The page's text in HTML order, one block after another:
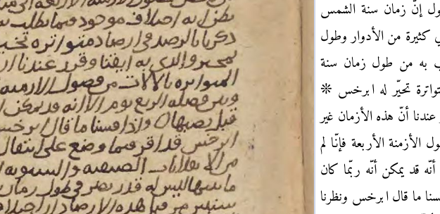
إنّ زمان سنة الشمس
كثيرة من الأدوار وطول
به من طول زمان سنة
تحيّر له ابرخس ❊
أنّ هذه الأزمان غير
الأزمنة الأربعة فإنّا لم
قد يمكن أنّه ربّما كان
ما قال ابرخس ونظرنا